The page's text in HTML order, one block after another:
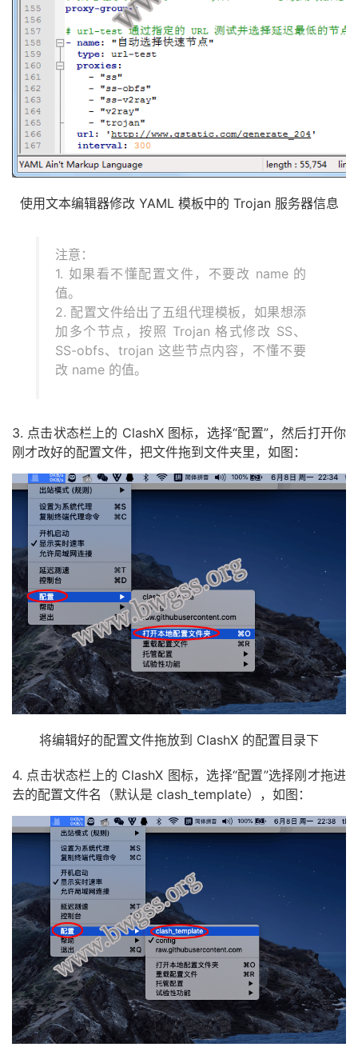
使用文本编辑器修改 YAML 模板中的 Trojan 服务器信息
注意：
1. 如果看不懂配置文件，不要改 name 的
值。
2. 配置文件给出了五组代理模板，如果想添
加多个节点，按照 Trojan 格式修改 SS、
SS-obfs、trojan 这些节点内容，不懂不要
改 name 的值。
3. 点击状态栏上的 ClashX 图标，选择“配置”，然后打开你
刚才改好的配置文件，把文件拖到文件夹里，如图：
将编辑好的配置文件拖放到 ClashX 的配置目录下
4. 点击状态栏上的 ClashX 图标，选择“配置”选择刚才拖进
去的配置文件名（默认是 clash_template），如图：